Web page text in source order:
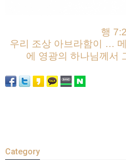
행 7:2
우리 조상 아브라함이 …
에 영광의 하나님께서
Category